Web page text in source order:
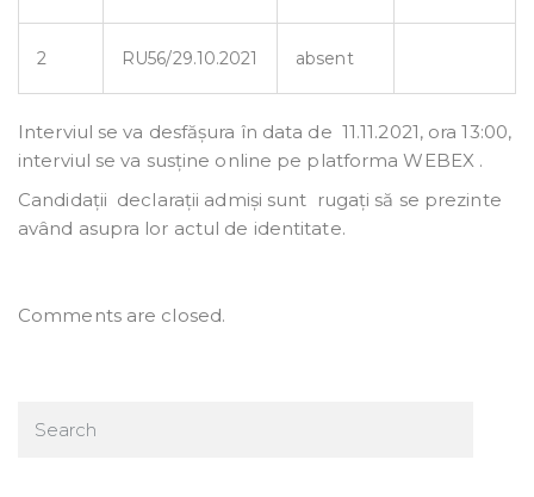
2 RU56/29.10.2021 absent
Interviul se va desfășura în data de 11.11.2021, ora 13:00,
interviul se va susține online pe platforma WEBEX .
Candidații declarații admiși sunt rugați să se prezinte
având asupra lor actul de identitate.
Comments are closed.